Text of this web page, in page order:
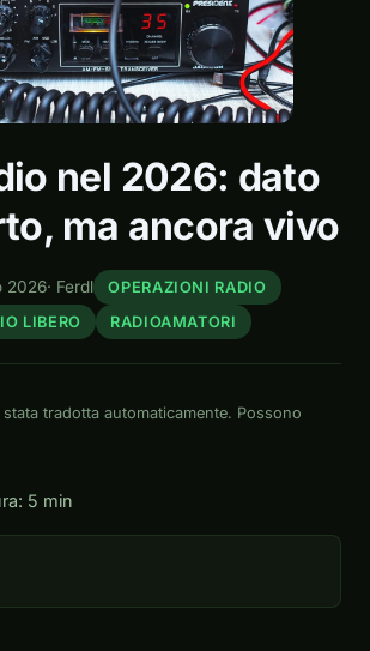
nel 2026: dato
ma ancora vivo
2026· Ferdl
OPERAZIONI RADIO
LIBERO
RADIOAMATORI
tradotta automaticamente. Possono
5 min